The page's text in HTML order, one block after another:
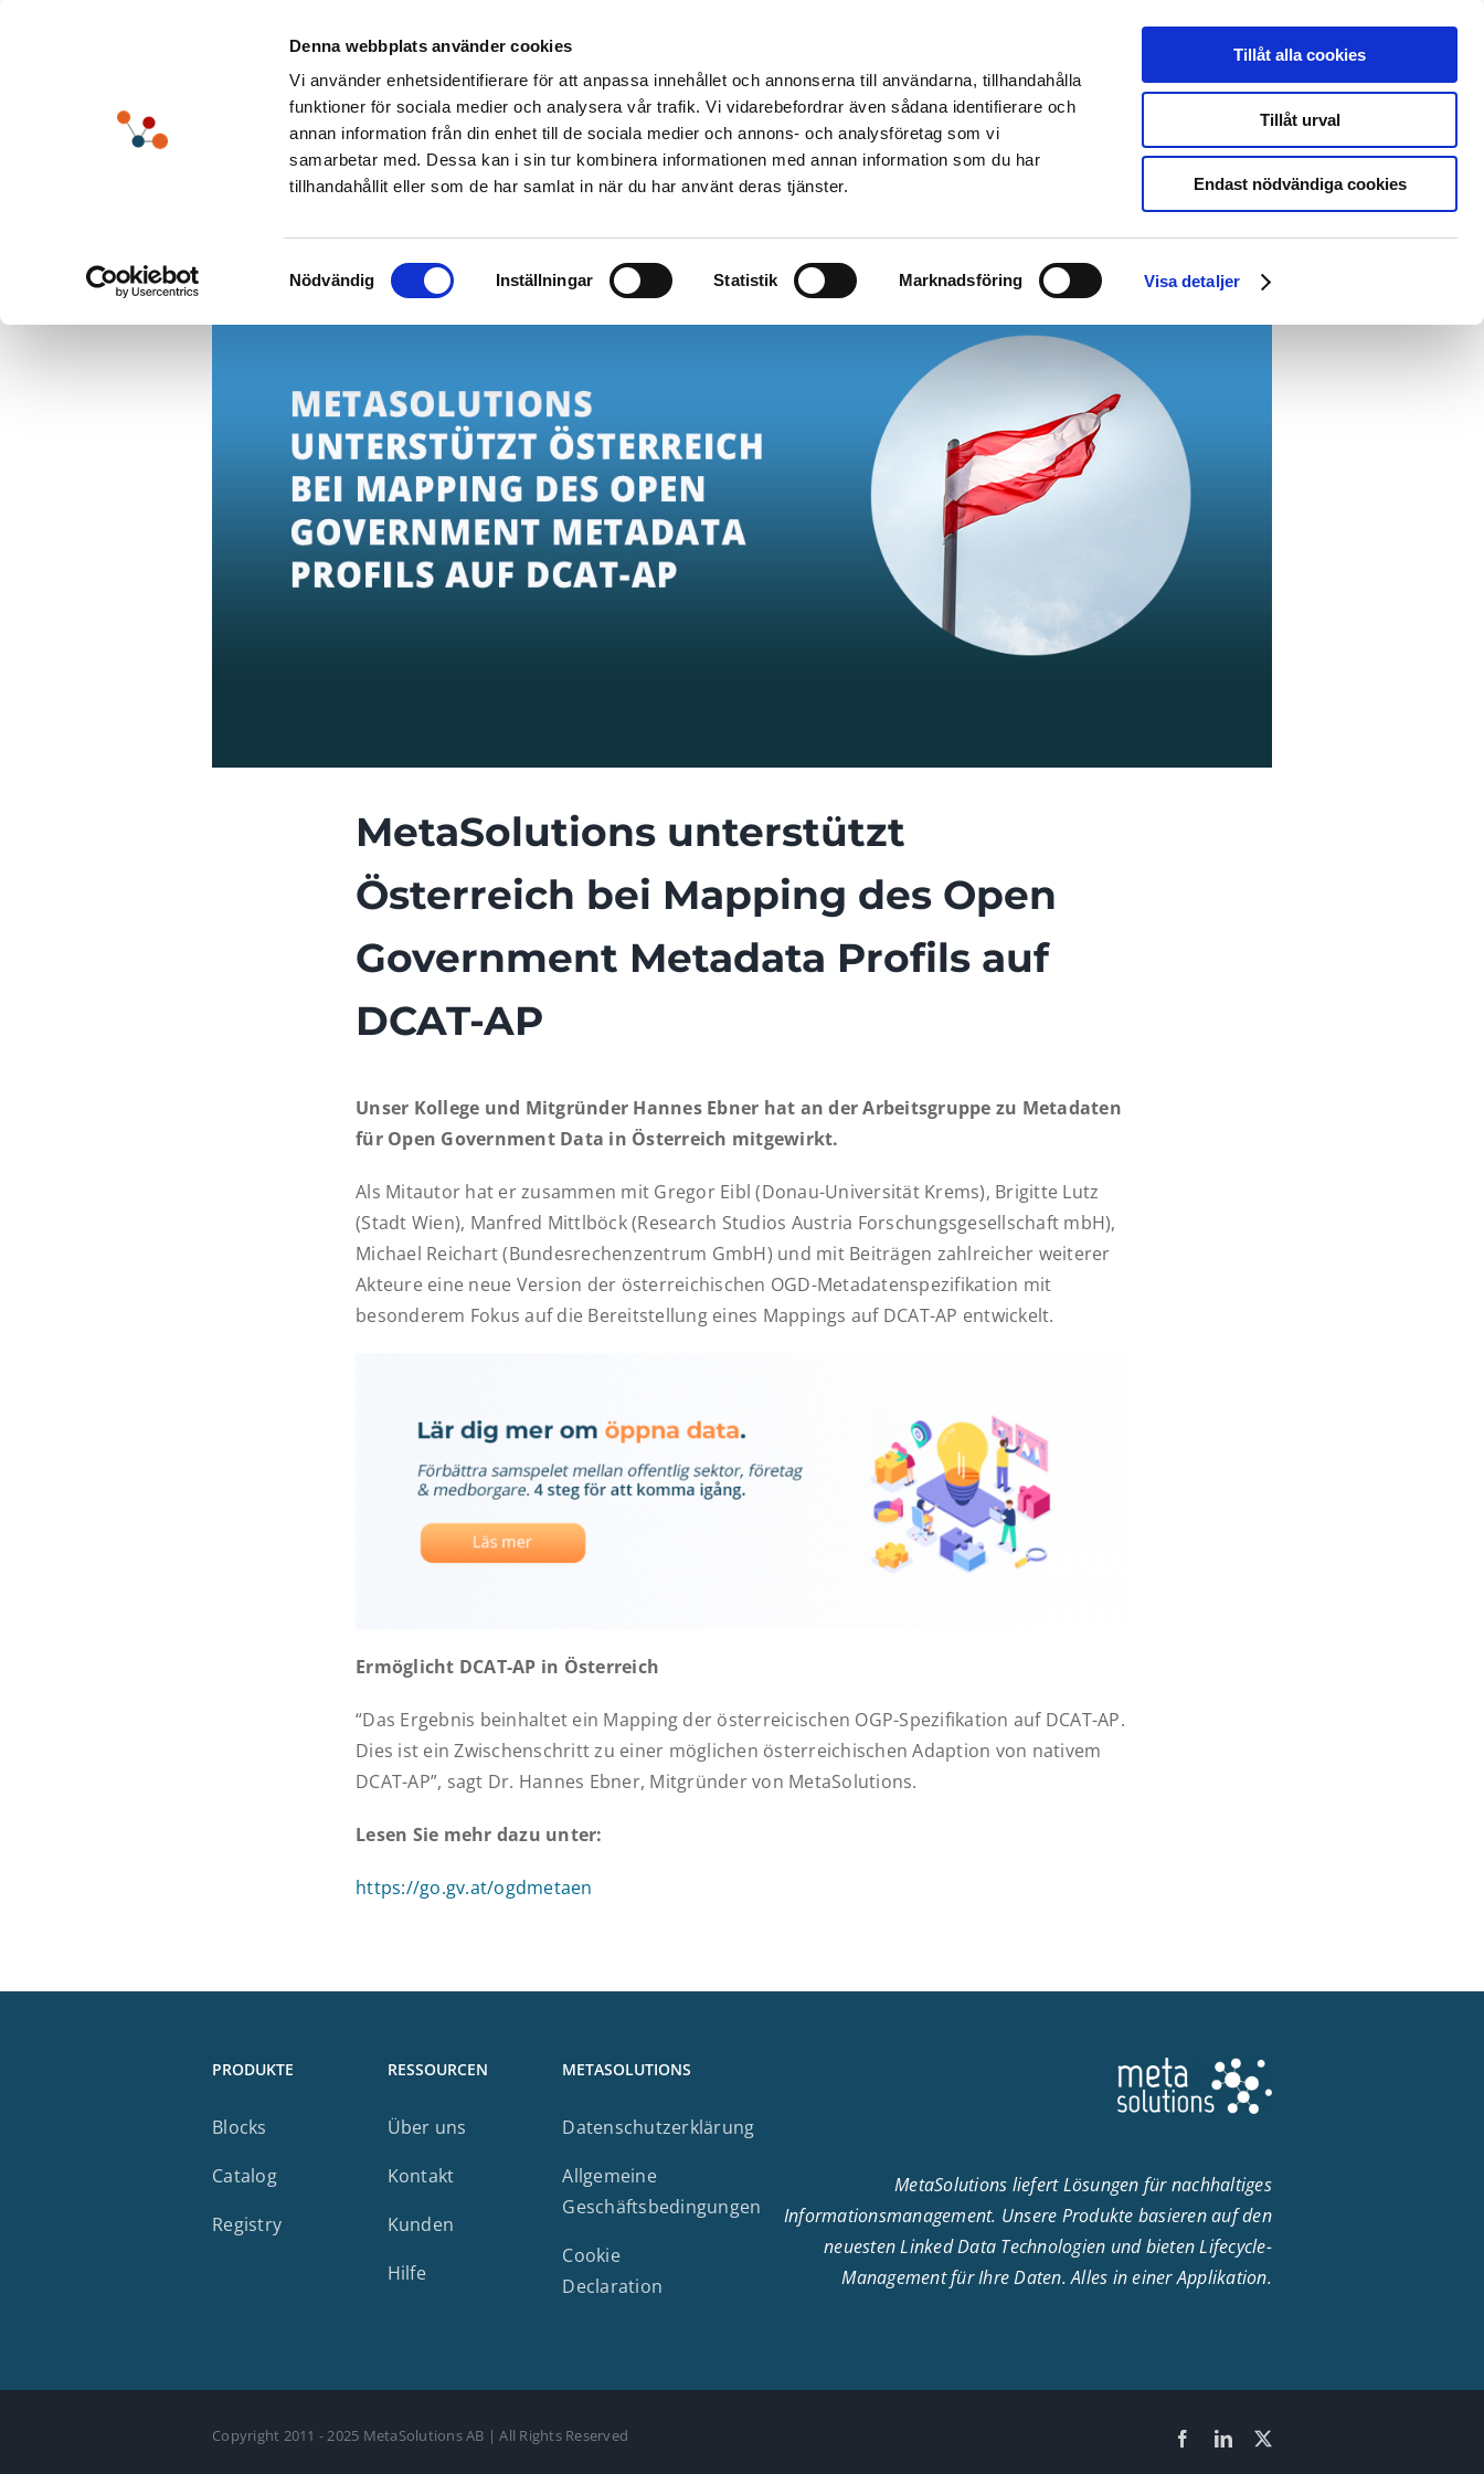
Denna webbplats använder cookies
Vi använder enhetsidentifierare för att anpassa innehållet och annonserna till användarna, tillhandahålla
funktioner för sociala medier och analysera vår trafik. Vi vidarebefordrar även sådana identifierare och
annan information från din enhet till de sociala medier och annons- och analysföretag som vi
samarbetar med. Dessa kan i sin tur kombinera informationen med annan information som du har
tillhandahållit eller som de har samlat in när du har använt deras tjänster.
Samtyckesval
Nödvändig Inställningar Statistik Marknadsföring Visa detaljer
Tillåt alla cookies
Tillåt urval
Endast nödvändiga cookies
Svenska English
Produkte Kunden Lesen & Lernen Über uns EntryScape probieren
MetaSolutions unterstützt
Österreich bei Mapping des Open
Government Metadata Profils auf
DCAT-AP
Unser Kollege und Mitgründer Hannes Ebner hat an der Arbeitsgruppe zu Metadaten
für Open Government Data in Österreich mitgewirkt.
Als Mitautor hat er zusammen mit Gregor Eibl (Donau-Universität Krems), Brigitte Lutz
(Stadt Wien), Manfred Mittlböck (Research Studios Austria Forschungsgesellschaft mbH),
Michael Reichart (Bundesrechenzentrum GmbH) und mit Beiträgen zahlreicher weiterer
Akteure eine neue Version der österreichischen OGD-Metadatenspezifikation mit
besonderem Fokus auf die Bereitstellung eines Mappings auf DCAT-AP entwickelt.
Ermöglicht DCAT-AP in Österreich
“Das Ergebnis beinhaltet ein Mapping der österreicischen OGP-Spezifikation auf DCAT-AP.
Dies ist ein Zwischenschritt zu einer möglichen österreichischen Adaption von nativem
DCAT-AP”, sagt Dr. Hannes Ebner, Mitgründer von MetaSolutions.
Lesen Sie mehr dazu unter:
https://go.gv.at/ogdmetaen
PRODUKTE
Blocks
Catalog
Registry
RESSOURCEN
Über uns
Kontakt
Kunden
Hilfe
METASOLUTIONS
Datenschutzerklärung
Allgemeine
Geschäftsbedingungen
Cookie
Declaration
MetaSolutions liefert Lösungen für nachhaltiges
Informationsmanagement. Unsere Produkte basieren auf den
neuesten Linked Data Technologien und bieten Lifecycle-
Management für Ihre Daten. Alles in einer Applikation.
Copyright 2011 - 2025 MetaSolutions AB | All Rights Reserved FacebookLinkedIn